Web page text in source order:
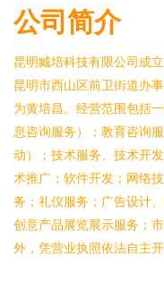
公司简介
昆明臧培科技有限公司成
昆明市西山区前卫街道办
为黄培昌。经营范围包括
息咨询服务）；教育咨询
动）；技术服务、技术开
术推广；软件开发；网络
务；礼仪服务；广告设计
创意产品展览展示服务；
外，凭营业执照依法自主开